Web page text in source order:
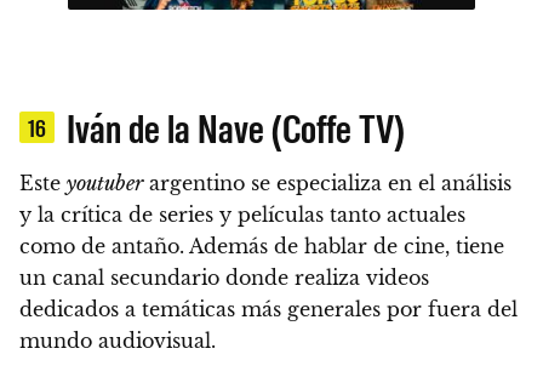
16 Iván de la Nave (Coffe TV)
Este youtuberargentino se especializa en el análisis
y la crítica de series y películas tanto actuales
como de antaño. Además de hablar de cine, tiene
un canal secundario donde realiza videos
dedicados a temáticas más generales por fuera del
mundo audiovisual.